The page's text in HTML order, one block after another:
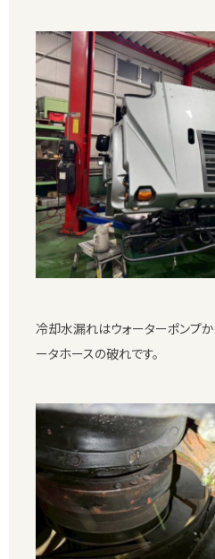
冷却水漏れはウォーターポンプ
ータホースの破れです。